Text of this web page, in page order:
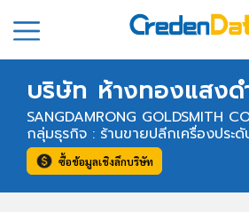
บริษัท ห้างทองแสงด
SANGDAMRONG GOLDSMITH
กลุ่มธุรกิจ : ร้านขายปลีกเครื่องประดั
ซื้อข้อมูลเชิงลึกบริษัท